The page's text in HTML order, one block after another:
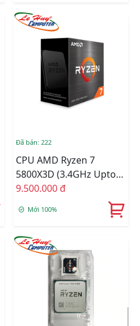
Đã bán: 222
CPU AMD Ryzen 7
5800X3D (3.4GHz Upto
4.5GHz / 100MB / 8
105W / Socket AM4)
9.500.000 đ
Mới 100%